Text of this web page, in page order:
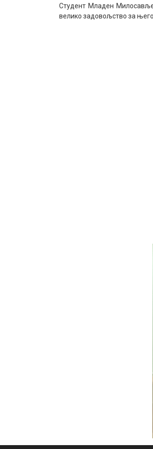
Студент Младен
велико задовољство за